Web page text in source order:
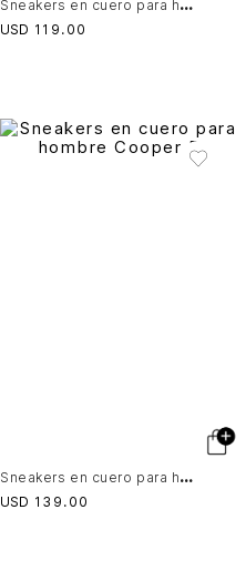
USD 119 . 00
S
neakers en cuero para hombre Cooper 5
USD 139 . 00